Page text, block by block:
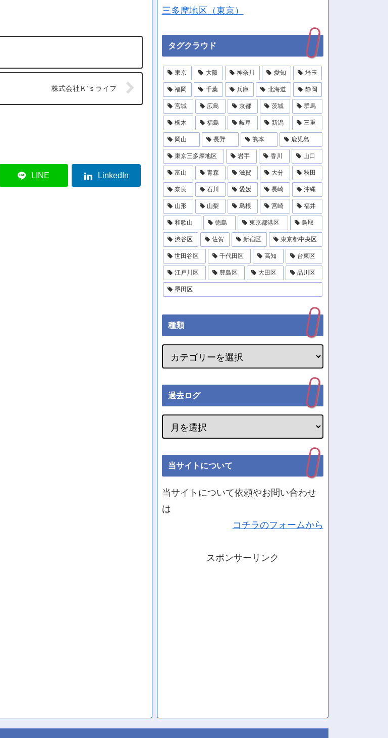
株式会社Ｋ’ｓライフ
LINE LinkedIn
三多摩地区（東京）
タグクラウド
東京 大阪 神奈川 愛知 埼玉
福岡 千葉 兵庫 北海道 静岡
宮城 広島 京都 茨城 群馬
栃木 福島 岐阜 新潟 三重
岡山 長野 熊本 鹿児島
東京三多摩地区 岩手 香川 山口
富山 青森 滋賀 大分 秋田
奈良 石川 愛媛 長崎 沖縄
山形 山梨 島根 宮崎 福井
和歌山 徳島 東京都港区 鳥取
渋谷区 佐賀 新宿区 東京都中央区
世田谷区 千代田区 高知 台東区
江戸川区 豊島区 大田区 品川区
墨田区
種類
過去ログ
当サイトについて
当サイトについて依頼やお問い合わせ
は
コチラのフォームから
スポンサーリンク